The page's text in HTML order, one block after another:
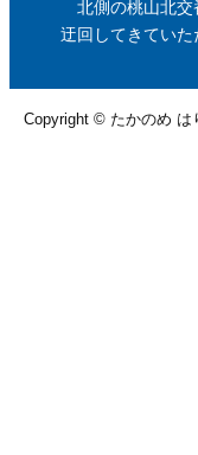
北側の桃山北交
迂回してきていた
Copyright © たかのめ は